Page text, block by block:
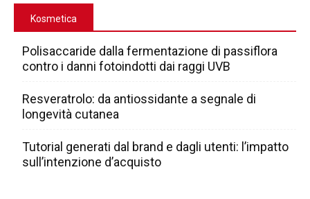
Kosmetica
Polisaccaride dalla fermentazione di passiflora
contro i danni fotoindotti dai raggi UVB
Resveratrolo: da antiossidante a segnale di
longevità cutanea
Tutorial generati dal brand e dagli utenti: l’impatto
sull’intenzione d’acquisto